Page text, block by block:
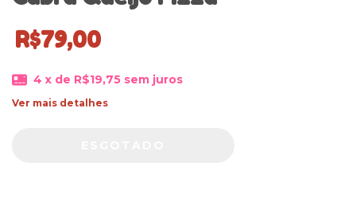
R$79,00
4 x de R$19,75 sem juros
Ver mais detalhes